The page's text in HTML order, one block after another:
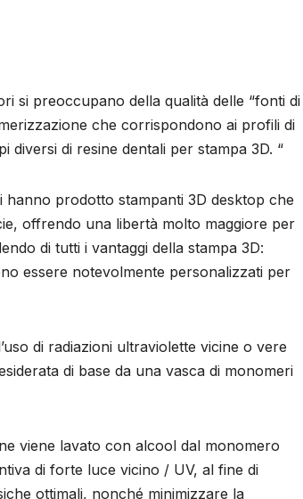
si preoccupano della qualità delle “fonti di
che corrispondono ai profili di
diversi di resine dentali per stampa 3D. “
prodotto stampanti 3D desktop che
offrendo una libertà molto maggiore per
di tutti i vantaggi della stampa 3D:
essere notevolmente personalizzati per
di radiazioni ultraviolette vicine o vere
di base da una vasca di monomeri
viene lavato con alcool dal monomero
di forte luce vicino / UV, al fine di
ottimali, nonché minimizzare la